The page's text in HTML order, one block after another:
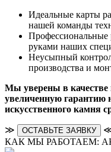
Идеальные карты
нашей команды
Профессиональные
руками наших
Неусыпный
производства и
Мы уверены в качестве
увеличенную гарантию
искусственного камня
≫ ОСТАВЬТЕ ЗАЯВКУ
КАК МЫ РАБОТАЕМ: